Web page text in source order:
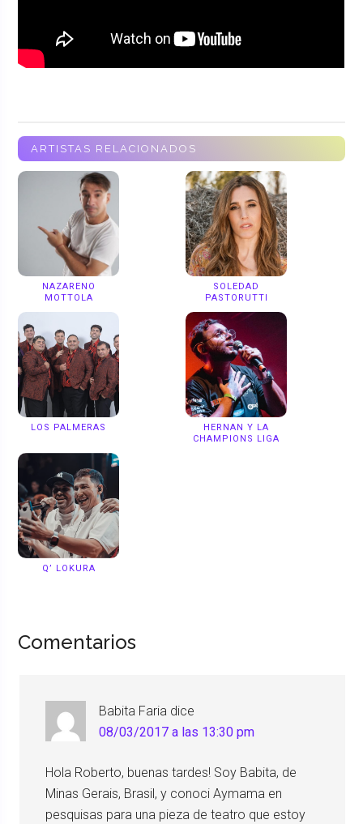
ARTISTAS RELACIONADOS
NAZARENO
MOTTOLA
SOLEDAD
PASTORUTTI
LOS PALMERAS
HERNAN Y LA
CHAMPIONS LIGA
Q’ LOKURA
Comentarios
Babita Faria dice
08/03/2017 a las 13:30 pm
Hola Roberto, buenas tardes! Soy Babita, de
Minas Gerais, Brasil, y conoci Aymama en
pesquisas para una pieza de teatro que estoy